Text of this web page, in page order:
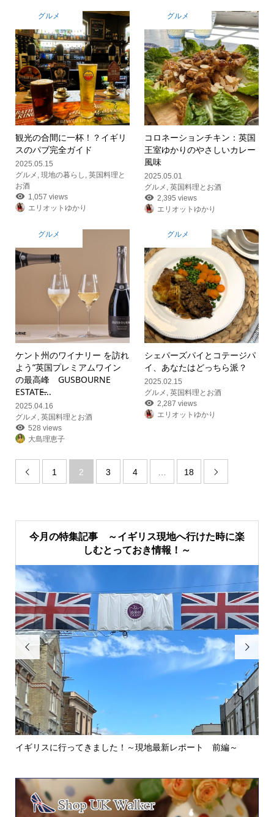
グルメ
観光の合間に一杯！？イギリ
スのパブ完全ガイド
2025.05.15
グルメ 現地の暮らし 英国料理と
お酒
1,057 views
エリオットゆかり
グルメ
コロネーションチキン：英国
王室ゆかりのやさしいカレー
風味
2025.05.01
グルメ ,英国料理とお酒
2,395 views
エリオットゆかり
グルメ
ケント州のワイナリー を訪れ
よう”英国プレミアムワイン
の最高峰 GUSBOURNE
ESTATE̶...
2025.04.16
グルメ , 英国料理とお酒
528 views
大島理恵子
グルメ
シェパーズパイとコテージパ
イ、あなたはどっちら派？
2025.02.15
グルメ ,英国料理とお酒
2,287 views
エリオットゆかり
 1 2 3 4 … 18 
今月の特集記事 ～イギリス現地へ行けた時に楽
しむとっておき情報！～

イギリスに行ってきました！～現地最新レポート 前編～
